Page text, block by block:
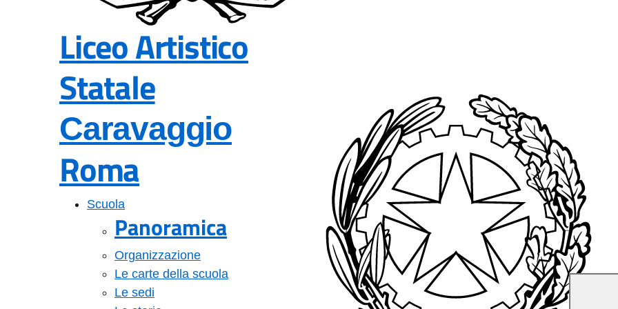
Liceo Artistico
Statale
Caravaggio
Roma
Scuola
Panoramica
Organizzazione
Le carte della scuola
Le sedi